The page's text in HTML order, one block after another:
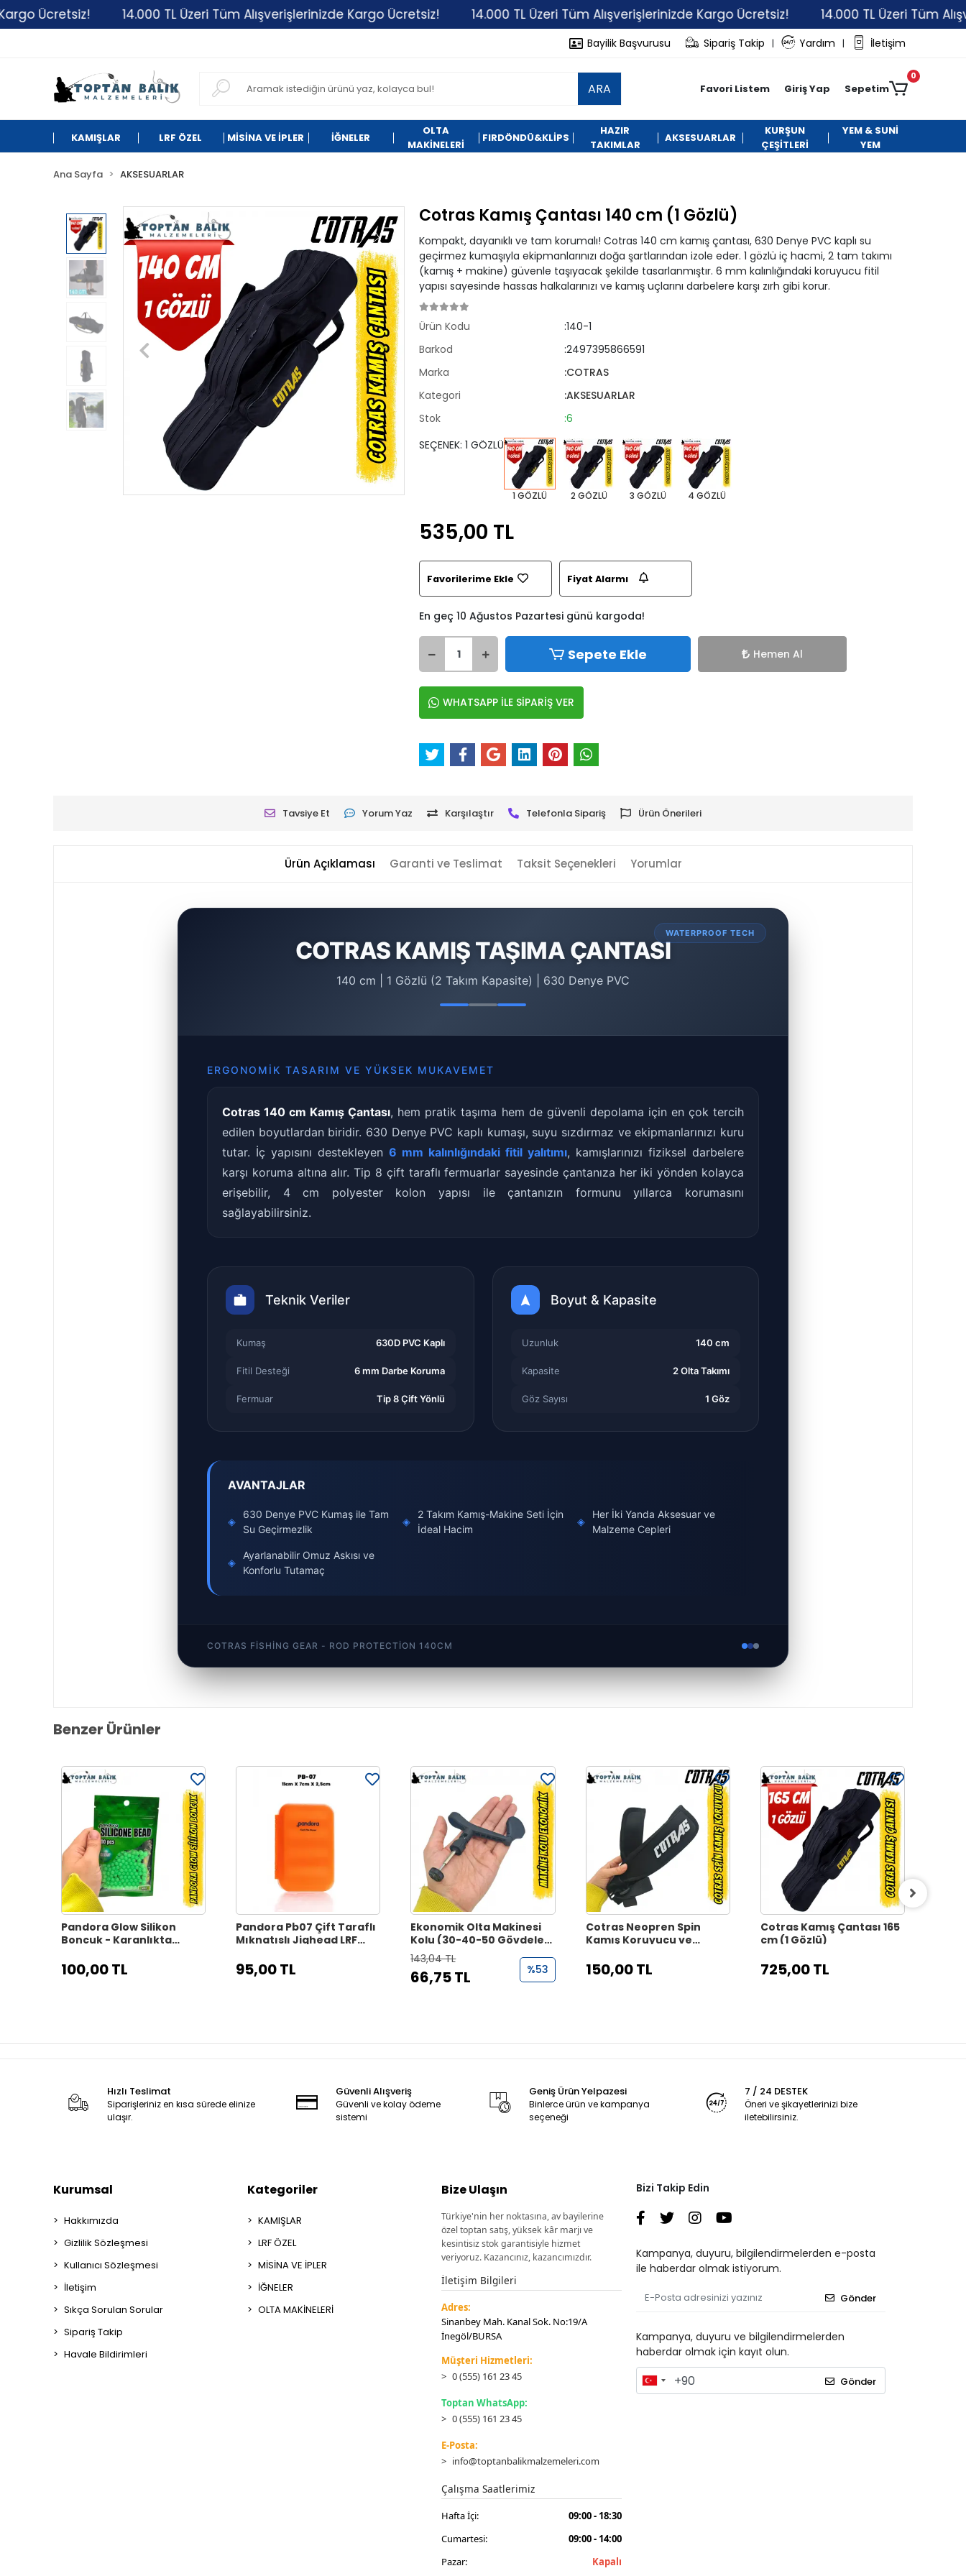
14.000 TL Üzeri Tüm Alışverişlerinizde Kargo Ücretsiz! 14.000 TL Üzeri Tüm Alışverişlerinizde Kargo Ücretsiz! 14.000 TL Üzeri Tüm
Bayilik Başvurusu Sipariş Takip | Yardım | İletişim
ARA Favori Listem Giriş Yap Sepetim
0
KAMIŞLAR LRF ÖZEL MİSİNA VE İPLER İĞNELER
OLTA
MAKİNELERİ
FIRDÖNDÜ&KLİPS
HAZIR
TAKIMLAR
AKSESUARLAR
KURŞUN
ÇEŞİTLERİ
YEM & SUNİ
YEM
Ana Sayfa AKSESUARLAR
Cotras Kamış Çantası 140 cm (1 Gözlü)
Kompakt, dayanıklı ve tam korumalı! Cotras 140 cm kamış çantası, 630 Denye PVC kaplı su
geçirmez kumaşıyla ekipmanlarınızı doğa şartlarından izole eder. 1 gözlü iç hacmi, 2 tam takımı
(kamış + makine) güvenle taşıyacak şekilde tasarlanmıştır. 6 mm kalınlığındaki koruyucu fitil
yapısı sayesinde hassas halkalarınızı ve kamış uçlarını darbelere karşı zırh gibi korur.
Ürün Kodu
:140-1
Barkod
:2497395866591
Marka
:COTRAS
Kategori
:AKSESUARLAR
Stok
:6
SEÇENEK: 1 GÖZLÜ
1 GÖZLÜ 2 GÖZLÜ 3 GÖZLÜ 4 GÖZLÜ
535,00 TL
Favorilerime Ekle Fiyat Alarmı
En geç 10 Ağustos Pazartesi günü kargoda!
Sepete Ekle Hemen Al
WHATSAPP İLE SİPARİŞ VER
Tavsiye Et Yorum Yaz Karşılaştır Telefonla Sipariş Ürün Önerileri
Ürün Açıklaması Garanti ve Teslimat Taksit Seçenekleri Yorumlar
WATERPROOF TECH
COTRAS KAMIŞ TAŞIMA ÇANTASI
140 cm | 1 Gözlü (2 Takım Kapasite) | 630 Denye PVC
ERGONOMIK TASARIM VE YÜKSEK MUKAVEMET
Cotras 140 cm Kamış Çantası, hem pratik taşıma hem de güvenli depolama için en çok tercih
edilen boyutlardan biridir. 630 Denye PVC kaplı kumaşı, suyu sızdırmaz ve ekipmanlarınızı kuru
tutar. İç yapısını destekleyen 6 mm kalınlığındaki fitil yalıtımı, kamışlarınızı fiziksel darbelere
karşı koruma altına alır. Tip 8 çift taraflı fermuarlar sayesinde çantanıza her iki yönden kolayca
erişebilir, 4 cm polyester kolon yapısı ile çantanızın formunu yıllarca korumasını
sağlayabilirsiniz.
Teknik Veriler
Kumaş 630D PVC Kaplı
Fitil Desteği 6 mm Darbe Koruma
Fermuar Tip 8 Çift Yönlü
Boyut & Kapasite
Uzunluk 140 cm
Kapasite 2 Olta Takımı
Göz Sayısı 1 Göz
AVANTAJLAR
◈
630 Denye PVC Kumaş ile Tam
Su Geçirmezlik
◈
2 Takım Kamış-Makine Seti İçin
İdeal Hacim
◈
Her İki Yanda Aksesuar ve
Malzeme Cepleri
◈
Ayarlanabilir Omuz Askısı ve
Konforlu Tutamaç
COTRAS FISHING GEAR - ROD PROTECTION 140CM
Benzer Ürünler
Pandora Glow Silikon
Boncuk - Karanlıkta
100 Adet
100,00 TL
Pandora Pb07 Çift Taraflı
Mıknatıslı Jighead LRF
95,00 TL
Ekonomik Olta Makinesi
Kolu (30-40-50 Gövdeler
İçin)
143,04 TL
66,75 TL %53
Cotras Neopren Spin
Kamış Koruyucu ve
150,00 TL
Cotras Kamış Çantası 165
cm (1 Gözlü)
725,00 TL
Hızlı Teslimat
Siparişleriniz en kısa sürede elinize
ulaşır.
Güvenli Alışveriş
Güvenli ve kolay ödeme
sistemi
Geniş Ürün Yelpazesi
Binlerce ürün ve kampanya
seçeneği
7 / 24 DESTEK
Öneri ve şikayetlerinizi bize
iletebilirsiniz.
Kurumsal
Hakkımızda
Gizlilik Sözleşmesi
Kullanıcı Sözleşmesi
İletişim
Sıkça Sorulan Sorular
Sipariş Takip
Havale Bildirimleri
Kategoriler
KAMIŞLAR
LRF ÖZEL
MİSİNA VE İPLER
İĞNELER
OLTA MAKİNELERİ
Bize Ulaşın
Türkiye'nin her noktasına, av bayilerine
özel toptan satış, yüksek kâr marjı ve
kesintisiz stok garantisiyle hizmet
veriyoruz. Kazancınız, kazancımızdır.
İletişim Bilgileri
Adres:
Sinanbey Mah. Kanal Sok. No:19/A
İnegöl/BURSA
Müşteri Hizmetleri:
0 (555) 161 23 45
Toptan WhatsApp:
0 (555) 161 23 45
E-Posta:
info@toptanbalikmalzemeleri.com
Çalışma Saatlerimiz
Hafta İçi:
09:00 - 18:30
Cumartesi:
09:00 - 14:00
Pazar:
Kapalı
Bizi Takip Edin
Kampanya, duyuru, bilgilendirmelerden e-posta
ile haberdar olmak istiyorum.
Gönder
Kampanya, duyuru ve bilgilendirmelerden
haberdar olmak için kayıt olun.
Gönder